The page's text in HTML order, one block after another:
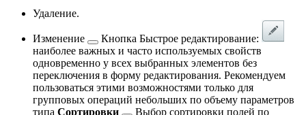
Удаление.
Изменение
Кнопка Быстрое редактирование:
наиболее важных и часто используемых свойств
одновременно у всех выбранных элементов без
переключения в форму редактирования. Рекомендуем
пользоваться этими возможностями только для
групповых операций небольших по объему параметров
типа Сортировки
Выбор сортировки полей по